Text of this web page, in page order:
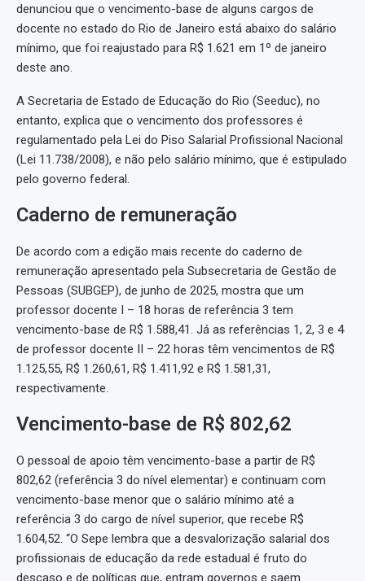
denunciou que o vencimento-base de alguns cargos de
docente no estado do Rio de Janeiro está abaixo do salário
mínimo, que foi reajustado para R$ 1.621 em 1º de janeiro
deste ano.
A Secretaria de Estado de Educação do Rio (Seeduc), no
entanto, explica que o vencimento dos professores é
regulamentado pela Lei do Piso Salarial Profissional Nacional
(Lei 11.738/2008), e não pelo salário mínimo, que é estipulado
pelo governo federal.
Caderno de remuneração
De acordo com a edição mais recente do caderno de
remuneração apresentado pela Subsecretaria de Gestão de
Pessoas (SUBGEP), de junho de 2025, mostra que um
professor docente I – 18 horas de referência 3 tem
vencimento-base de R$ 1.588,41. Já as referências 1, 2, 3 e 4
de professor docente II – 22 horas têm vencimentos de R$
1.125,55, R$ 1.260,61, R$ 1.411,92 e R$ 1.581,31,
respectivamente.
Vencimento-base de R$ 802,62
O pessoal de apoio têm vencimento-base a partir de R$
802,62 (referência 3 do nível elementar) e continuam com
vencimento-base menor que o salário mínimo até a
referência 3 do cargo de nível superior, que recebe R$
1.604,52. “O Sepe lembra que a desvalorização salarial dos
profissionais de educação da rede estadual é fruto do
descaso e de políticas que, entram governos e saem